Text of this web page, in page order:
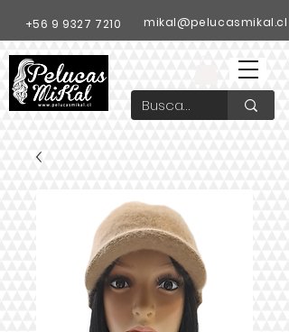
+56 9 9327 7210 mikal@pelucasmikal.cl